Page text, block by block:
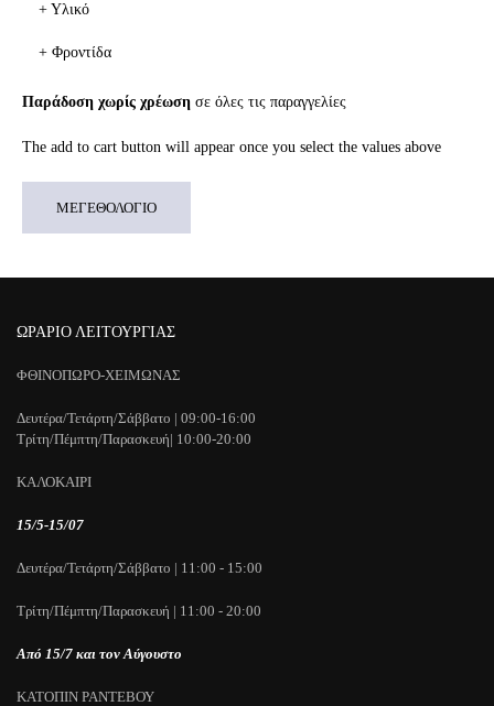
+ Υλικό
+ Φροντίδα
Παράδοση χωρίς χρέωση σε όλες τις παραγγελίες
The add to cart button will appear once you select the values above
ΜΕΓΕΘΟΛΟΓΙΟ
ΩΡΑΡΙΟ ΛΕΙΤΟΥΡΓΙΑΣ
ΦΘΙΝΟΠΩΡΟ-ΧΕΙΜΩΝΑΣ
Δευτέρα/Τετάρτη/Σάββατο | 09:00-16:00
Τρίτη/Πέμπτη/Παρασκευή| 10:00-20:00
ΚΑΛΟΚΑΙΡΙ
15/5-15/07
Δευτέρα/Τετάρτη/Σάββατο | 11:00 - 15:00
Τρίτη/Πέμπτη/Παρασκευή | 11:00 - 20:00
Από 15/7 και τον Αύγουστο
ΚΑΤΟΠΙΝ ΡΑΝΤΕΒΟΥ